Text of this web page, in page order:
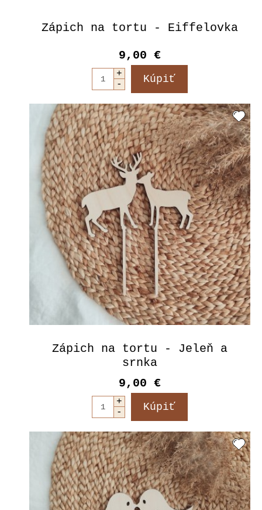
Zápich na tortu - Eiffelovka
9,00 €
Zápich na tortu - Jeleň a
srnka
9,00 €